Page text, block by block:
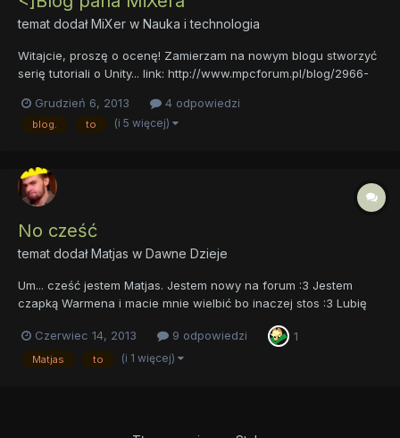
temat dodałMiXer w Nauka i technologia
Witajcie, proszę o ocenę! Zamierzam na nowym blogu stworzyć
serię tutoriali o Unity... link: http://www.mpcforum.pl/blog/2966-
ludziom do umysłów. Dawać zadania?Pisać wszystko czy tylko
część.W jakim języku zacząć uczyć? czy nauczyć budo...
Grudzień 6, 2013 4 odpowiedzi
blog. to (i 5 więcej)
No cześć
temat dodałMatjas w Dawne Dzieje
Um... cześć jestem Matjas. Jestem nowy na forum :3 Jestem
czapką Warmena i macie mnie wielbić bo inaczej stos :3 Lubię
Czerwiec 14, 2013
9 odpowiedzi 1
Matjas to (i 1 więcej)